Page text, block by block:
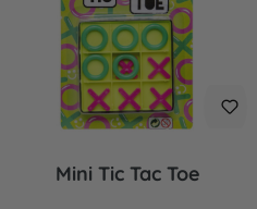
Mini Tic Tac Toe